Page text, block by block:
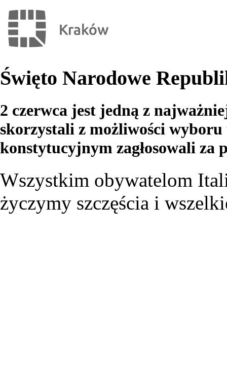
Święto Narodowe
2 czerwca jest jedną z
skorzystali z możliwości
konstytucyjnym zagłosowali za
Wszystkim obywatelom
życzymy szczęścia i